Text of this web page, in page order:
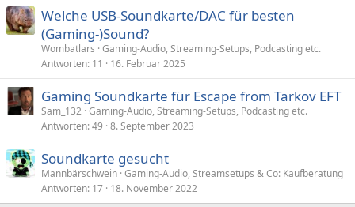
Welche USB-Soundkarte/DAC für besten
(Gaming-)Sound?
Wombatlars Gaming-Audio, Streaming-Setups, Podcasting etc.
Antworten 11 16. Februar 2025
Gaming Soundkarte für Escape from Tarkov EFT
Sam_132 Gaming-Audio, Streaming-Setups, Podcasting etc.
Antworten 49 8. September 2023
Soundkarte gesucht
Mannbärschwein Gaming-Audio, Streamsetups & Co: Kaufberatung
Antworten 17 18. November 2022